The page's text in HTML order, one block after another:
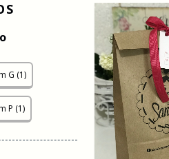
G (1)
P (1)